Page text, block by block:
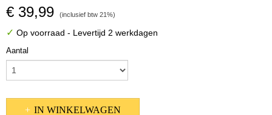
€ 39,99 (inclusief btw 21%)
✓ Op voorraad - Levertijd 2 werkdagen
Aantal
IN WINKELWAGEN